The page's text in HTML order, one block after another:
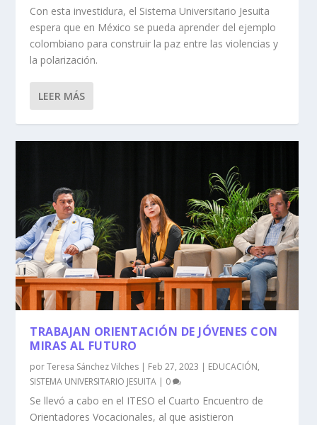
Con esta investidura, el Sistema Universitario Jesuita
espera que en México se pueda aprender del ejemplo
colombiano para construir la paz entre las violencias y
la polarización.
LEER MÁS
TRABAJAN ORIENTACIÓN DE JÓVENES CON
MIRAS AL FUTURO
porTeresa Sánchez Vilches | Feb 27, 2023 | EDUCACIÓN,
SISTEMA UNIVERSITARIO JESUITA | 0
Se llevó a cabo en el ITESO el Cuarto Encuentro de
Orientadores Vocacionales, al que asistieron